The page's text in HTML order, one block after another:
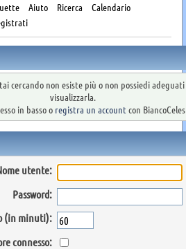
Aiuto Ricerca
Calendario
cercando non esiste più o non possiedi
visualizzarla.
in basso o registra un account con
utente:
Password:
(in minuti):
connesso: